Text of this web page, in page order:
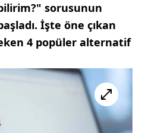
sorusunun
İşte öne çıkan
4 popüler alternatif